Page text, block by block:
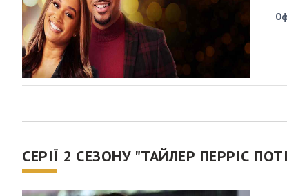
СЕРІЇ 2 СЕЗОНУ "ТАЙЛЕР ПЕРРІС